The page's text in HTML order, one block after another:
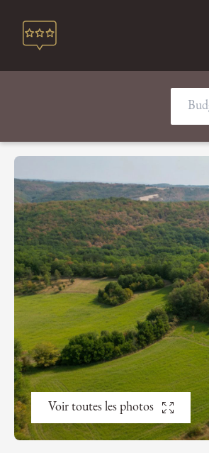
Voir toutes les photos